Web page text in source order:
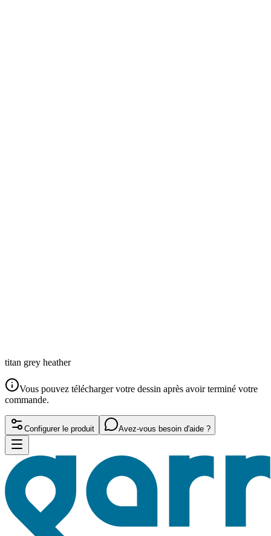
titan grey heather
Vous pouvez télécharger votre dessin après avoir terminé votre
commande.
Configurer le produit Avez-vous besoin d'aide ?